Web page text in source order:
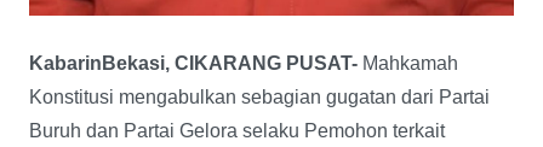
KabarinBekasi, CIKARANG PUSAT- Mahkamah
Konstitusi mengabulkan sebagian gugatan dari Partai
Buruh dan Partai Gelora selaku Pemohon terkait